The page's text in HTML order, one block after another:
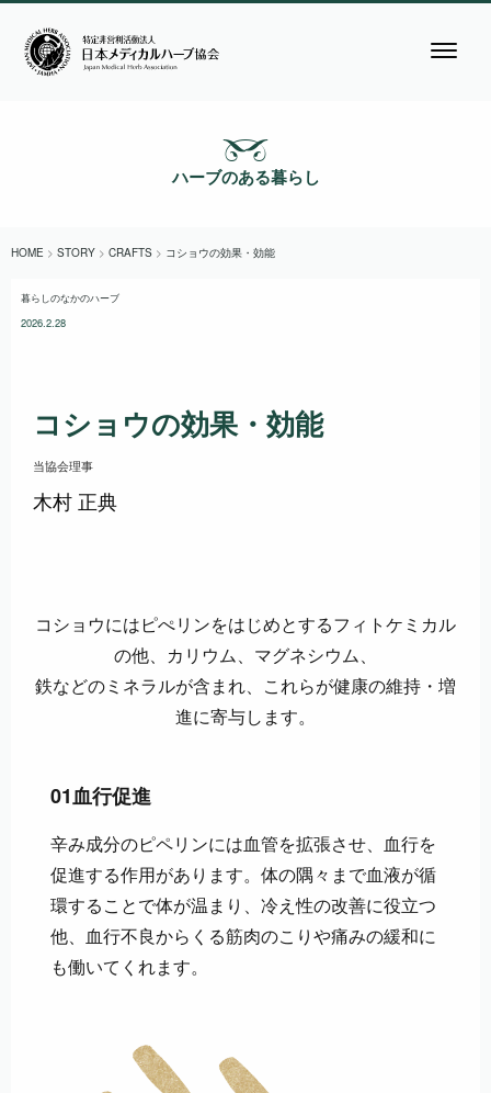
ハーブのある暮らし
HOME > STORY > CRAFTS > コショウの効果・効能
暮らしのなかのハーブ
2026.2.28
コショウの効果・効能
当協会理事
木村 正典
コショウにはピぺリンをはじめとするフィトケミカル
の他、カリウム、マグネシウム、
鉄などのミネラルが含まれ、これらが健康の維持・増
進に寄与します。
01血行促進
辛み成分のピペリンには血管を拡張させ、血行を
促進する作用があります。体の隅々まで血液が循
環することで体が温まり、冷え性の改善に役立つ
他、血行不良からくる筋肉のこりや痛みの緩和に
も働いてくれます。